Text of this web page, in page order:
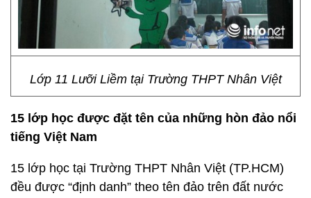
Lớp 11 Lưỡi Liềm tại Trường THPT Nhân Việt
15 lớp học được đặt tên của những hòn đảo nổi
tiếng Việt Nam
15 lớp học tại Trường THPT Nhân Việt (TP.HCM)
đều được “định danh” theo tên đảo trên đất nước